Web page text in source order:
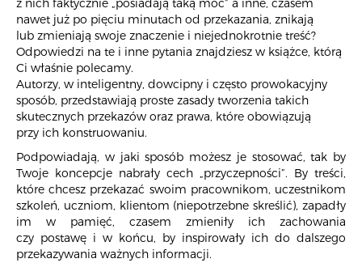
z nich faktycznie „posiadają taką moc” a inne, czasem
nawet już po pięciu minutach od przekazania, znikają
lub zmieniają swoje znaczenie i niejednokrotnie treść?
Odpowiedzi na te i inne pytania znajdziesz w książce, którą
Ci właśnie polecamy.
Autorzy, w inteligentny, dowcipny i często prowokacyjny
sposób, przedstawiają proste zasady tworzenia takich
skutecznych przekazów oraz prawa, które obowiązują
przy ich konstruowaniu.
Podpowiadają, w jaki sposób możesz je stosować, tak by
Twoje koncepcje nabrały cech „przyczepności”. By treści,
które chcesz przekazać swoim pracownikom, uczestnikom
szkoleń, uczniom, klientom (niepotrzebne skreślić), zapadły
im w pamięć, czasem zmieniły ich zachowania
czy postawę i w końcu, by inspirowały ich do dalszego
przekazywania ważnych informacji.